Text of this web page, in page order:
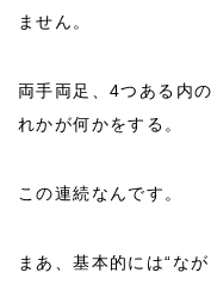
ません。
両手両足、4つある内
れかが何かをする。
この連続なんです。
まあ、基本的には“な